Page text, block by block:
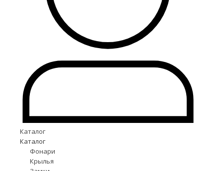
Каталог
Каталог
Фонари
Крылья